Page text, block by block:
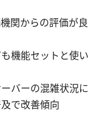
関からの評価が良
機能セットと使い
バーの混雑状況に
で改善傾向